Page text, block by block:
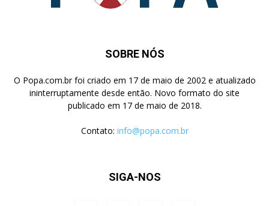
SOBRE NÓS
O Popa.com.br foi criado em 17 de maio de 2002 e atualizado
ininterruptamente desde então. Novo formato do site
publicado em 17 de maio de 2018.
Contato: info@popa.com.br
SIGA-NOS